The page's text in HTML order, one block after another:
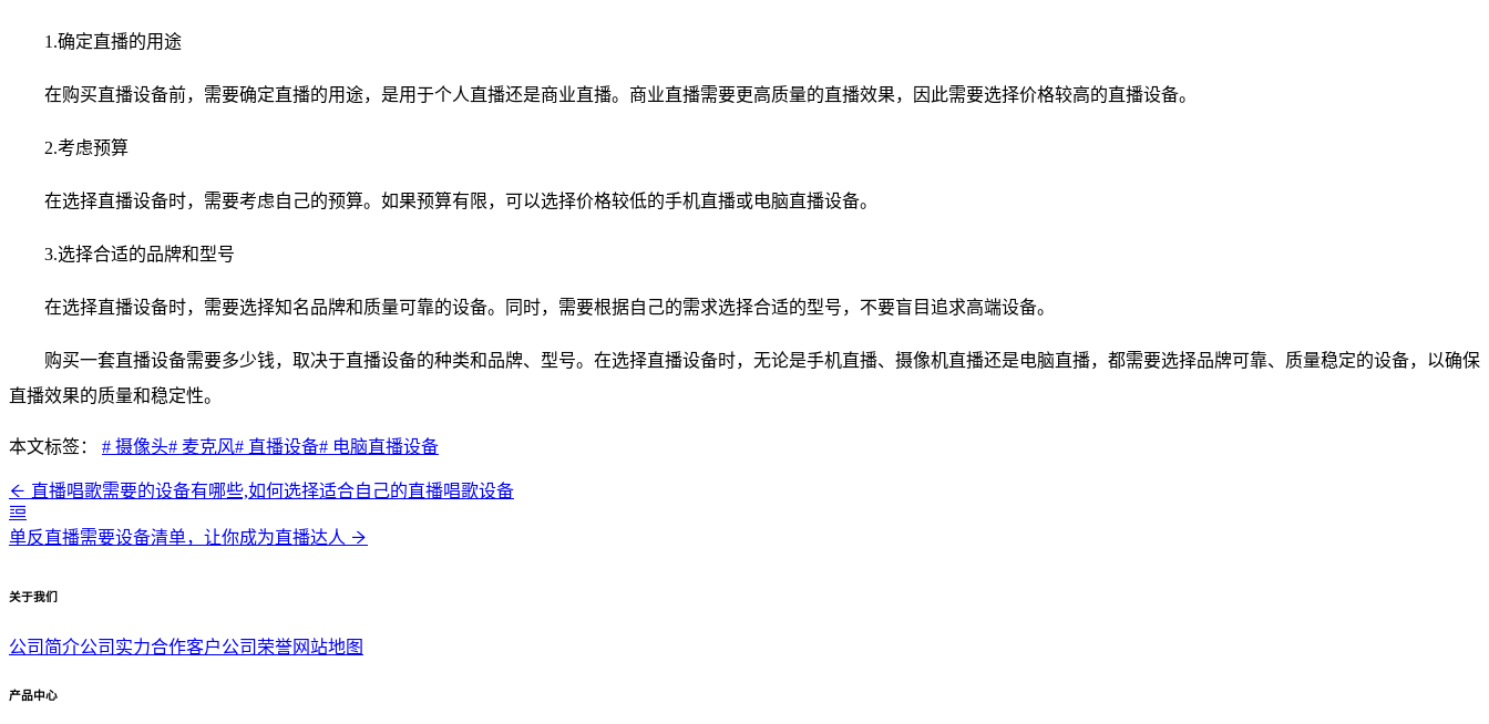
1.确定直播的用途
在购买直播设备前，需要确定直播的用途，是用于个人直播还是商业直播。商业直播需要更高质量的直播效果，因此需要选择价格较高的直播设备。
2.考虑预算
在选择直播设备时，需要考虑自己的预算。如果预算有限，可以选择价格较低的手机直播或电脑直播设备。
3.选择合适的品牌和型号
在选择直播设备时，需要选择知名品牌和质量可靠的设备。同时，需要根据自己的需求选择合适的型号，不要盲目追求高端设备。
购买一套直播设备需要多少钱，取决于直播设备的种类和品牌、型号。在选择直播设备时，无论是手机直播、摄像机直播还是电脑直播，都需要选择品牌可靠、质量稳定的设备，以确保
直播效果的质量和稳定性。
本文标签： # 摄像头# 麦克风# 直播设备# 电脑直播设备
直播唱歌需要的设备有哪些,如何选择适合自己的直播唱歌设备
单反直播需要设备清单，让你成为直播达人
关于我们
公司简介公司实力合作客户公司荣誉网站地图
产品中心